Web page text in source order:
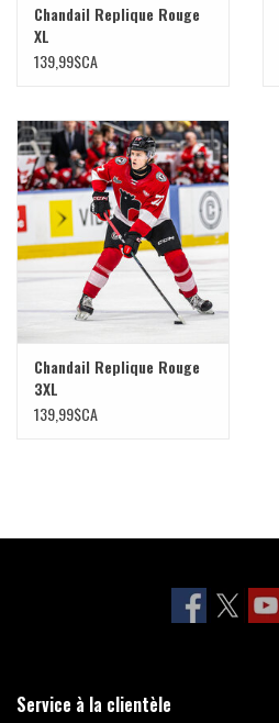
Chandail Replique Rouge
XL
139,99$CA
Chandail Replique Rouge
3XL
139,99$CA
Service à la clientèle